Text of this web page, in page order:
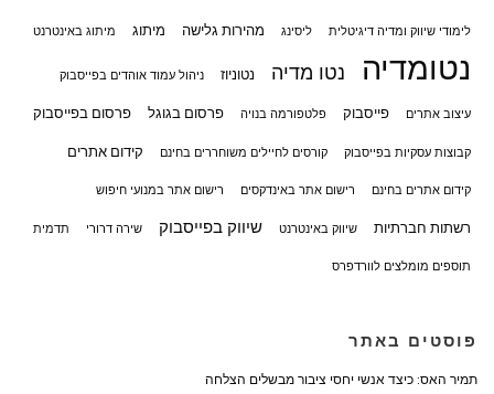
לימודי שיווק ומדיה דיגיטלית ליסינג מהירות גלישה מיתוג מיתוג באינטרנט
נטומדיה נטו מדיה נטוניוז ניהול עמוד אוהדים בפייסבוק
עיצוב אתרים פייסבוק פלטפורמה בנויה פרסום בגוגל פרסום בפייסבוק
קבוצות עסקיות בפייסבוק קורסים לחיילים משוחררים בחינם קידום אתרים
קידום אתרים בחינם רישום אתר באינדקסים רישום אתר במנועי חיפוש
רשתות חברתיות שיווק באינטרנט שיווק בפייסבוק שירה דרורי תדמית
תוספים מומלצים לוורדפרס
פוסטים באתר
תמיר האס: כיצד אנשי יחסי ציבור מבשלים הצלחה